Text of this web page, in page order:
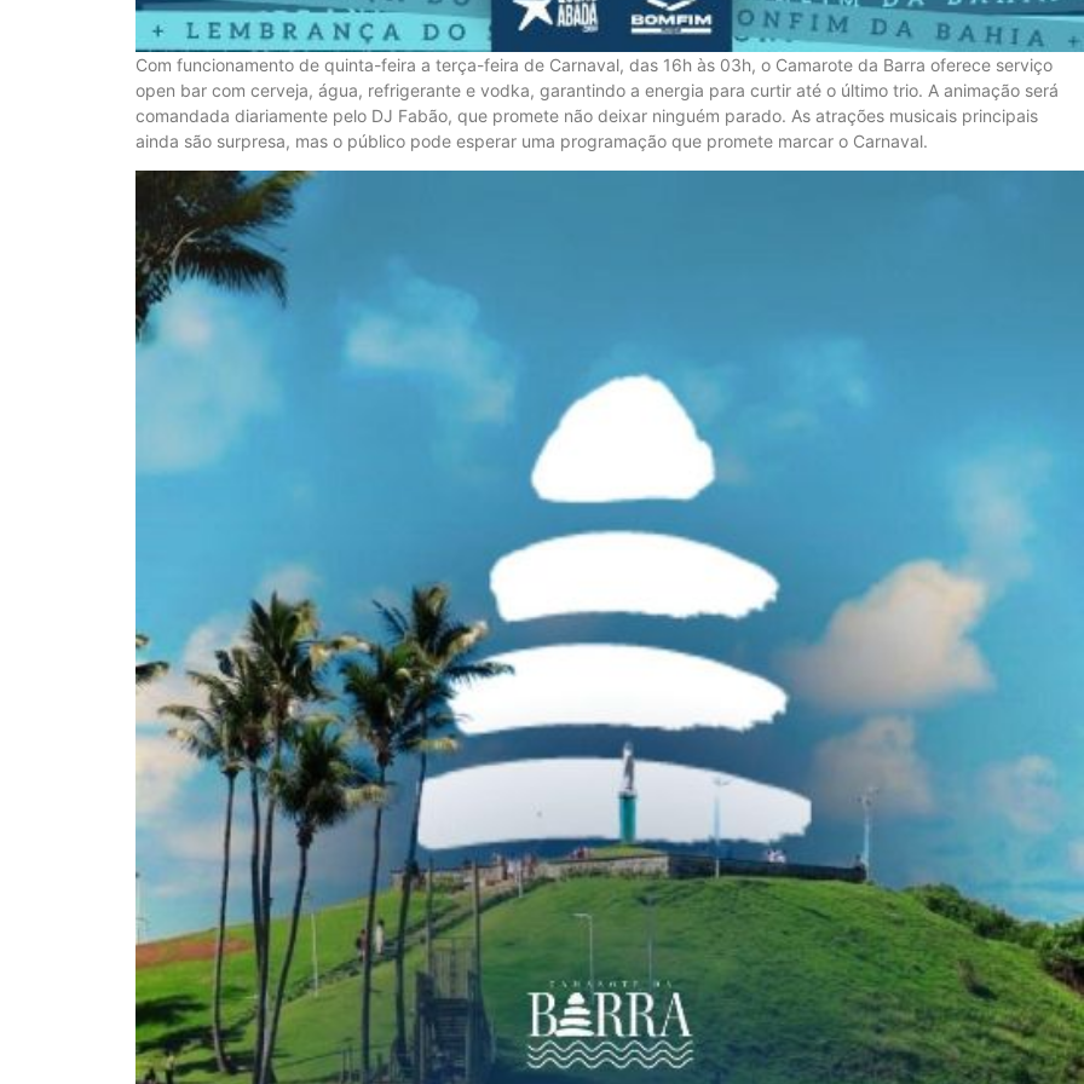
Com funcionamento de quinta-feira a terça-feira de Carnaval, das 16h às 03h, o Camarote da Barra oferece serviço
open bar com cerveja, água, refrigerante e vodka, garantindo a energia para curtir até o último trio. A animação será
comandada diariamente pelo DJ Fabão, que promete não deixar ninguém parado. As atrações musicais principais
ainda são surpresa, mas o público pode esperar uma programação que promete marcar o Carnaval.